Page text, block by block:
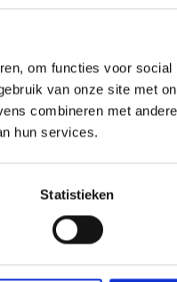
om functies voor social
van onze site met
combineren met
hun services.
Statistieken
Voir toutes
à notre
!
moi !